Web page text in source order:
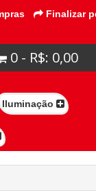
Finalizar
0 - R$: 0,00
Iluminação